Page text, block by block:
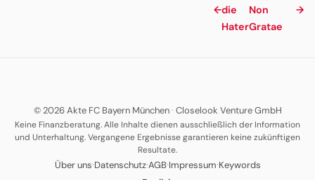
←die
Hater
Non
Gratae
→
© 2026 Akte FC Bayern München· Closelook Venture GmbH
Keine Finanzberatung. Alle Inhalte dienen ausschließlich der Information
und Unterhaltung. Vergangene Ergebnisse garantieren keine zukünftigen
Resultate.
Über uns·Datenschutz·AGB·Impressum·Keywords